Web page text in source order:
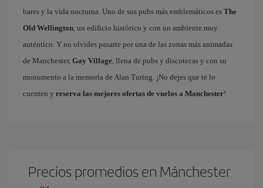
bares y la vida nocturna. Uno de sus pubs más emblemáticos es The
Old Wellington, un edificio histórico y con un ambiente muy
auténtico. Y no olvides pasarte por una de las zonas más animadas
de Manchester, Gay Village, llena de pubs y discotecas y con su
monumento a la memoria de Alan Turing. ¡No dejes que te lo
cuenten y reserva las mejores ofertas de vuelos a Manchester!
Precios promedios en Mánchester